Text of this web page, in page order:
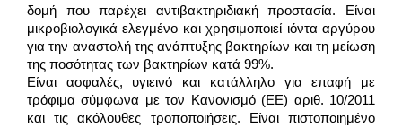
δομή που παρέχει αντιβακτηριδιακή προστασία. Είναι
μικροβιολογικά ελεγμένο και χρησιμοποιεί ιόντα αργύρου
για την αναστολή της ανάπτυξης βακτηρίων και τη μείωση
της ποσότητας των βακτηρίων κατά 99%.
Είναι ασφαλές, υγιεινό και κατάλληλο για επαφή με
τρόφιμα σύμφωνα με τον Κανονισμό (ΕΕ) αριθ. 10/2011
και τις ακόλουθες τροποποιήσεις. Είναι πιστοποιημένο